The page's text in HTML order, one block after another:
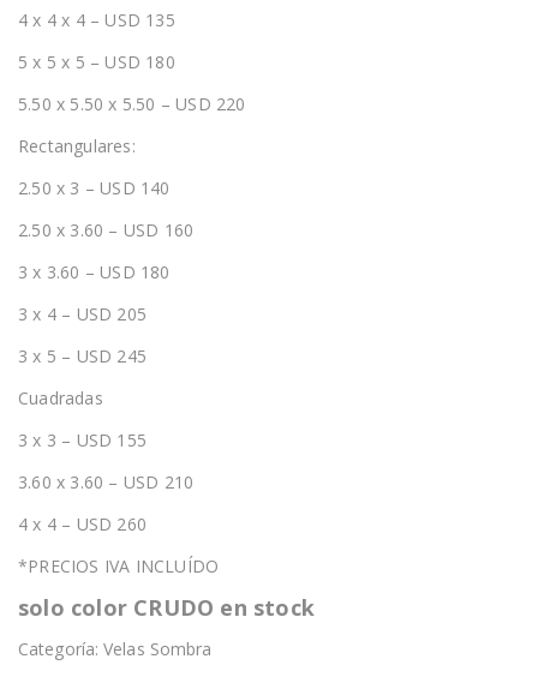
4 x 4 x 4 – USD 135
5 x 5 x 5 – USD 180
5.50 x 5.50 x 5.50 – USD 220
Rectangulares:
2.50 x 3 – USD 140
2.50 x 3.60 – USD 160
3 x 3.60 – USD 180
3 x 4 – USD 205
3 x 5 – USD 245
Cuadradas
3 x 3 – USD 155
3.60 x 3.60 – USD 210
4 x 4 – USD 260
*PRECIOS IVA INCLUÍDO
solo color CRUDO en stock
Categoría:Velas Sombra